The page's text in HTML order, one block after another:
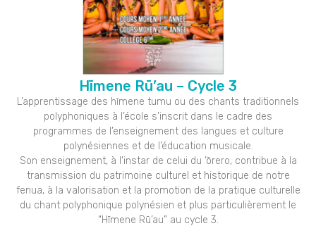
Hīmene Rū’au – Cycle 3
L’apprentissage des hīmene tumu ou des chants traditionnels
polyphoniques à l’école s’inscrit dans le cadre des
programmes de l’enseignement des langues et culture
polynésiennes et de l’éducation musicale.
Son enseignement, à l’instar de celui du ’ōrero, contribue à la
transmission du patrimoine culturel et historique de notre
fenua, à la valorisation et la promotion de la pratique culturelle
du chant polyphonique polynésien et plus particulièrement le
“Hīmene Rū’au” au cycle 3.